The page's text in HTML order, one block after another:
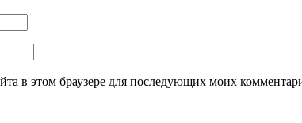
в этом браузере для последующих моих